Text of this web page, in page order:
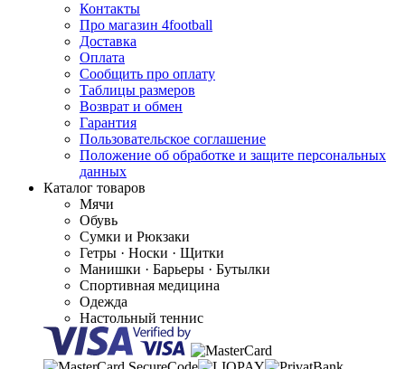
Контакты
Про магазин 4football
Доставка
Оплата
Сообщить про оплату
Таблицы размеров
Возврат и обмен
Гарантия
Пользовательское соглашение
Положение об обработке и защите персональных
данных
Каталог товаров
Мячи
Обувь
Сумки и Рюкзаки
Гетры · Носки · Щитки
Манишки · Барьеры · Бутылки
Спортивная медицина
Одежда
Настольный теннис